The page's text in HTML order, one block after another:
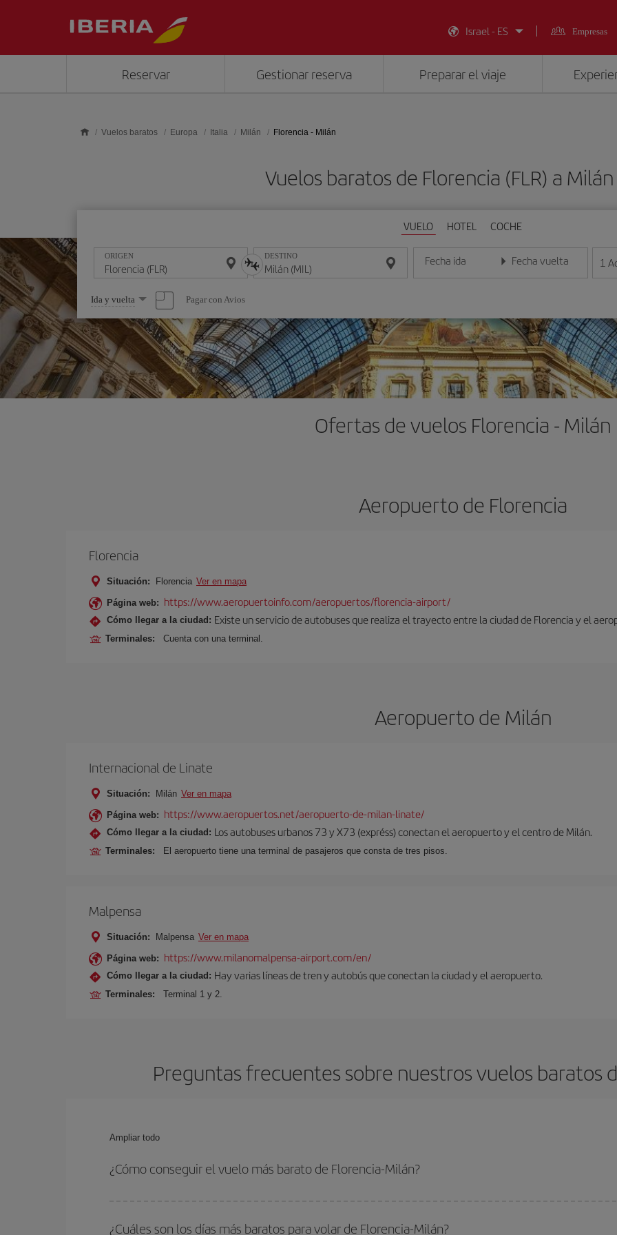
Israel - ES
Empresas
Reservar Gestionar reserva Preparar el viaje
Vuelos baratos Europa Italia Milán Florencia - Milán
Vuelos baratos de Florencia (FLR) a
VUELO HOTEL COCHE
ORIGEN DESTINO Fecha ida
Introduce la fecha en formato día/mes/año
Fecha vuelta
Introduce la fecha en 1
Seleccione
una
opción
Ida y vuelta Pagar con Avios
Ofertas de vuelos Florencia - Milán
Aeropuerto de Florencia
Florencia
Situación: Florencia Ver en mapa
Página web: https://www.aeropuertoinfo.com/aeropuertos/florencia-airport/
Cómo llegar a la ciudad: Existe un servicio de autobuses que realiza el trayecto entre la ciudad de Florencia y el
Terminales: Cuenta con una terminal.
Aeropuerto de Milán
Internacional de Linate
Situación: Milán Ver en mapa
Página web: https://www.aeropuertos.net/aeropuerto-de-milan-linate/
Cómo llegar a la ciudad: Los autobuses urbanos 73 y X73 (expréss) conectan el aeropuerto y el centro de Milán.
Terminales: El aeropuerto tiene una terminal de pasajeros que consta de tres pisos.
Malpensa
Situación: Malpensa Ver en mapa
Página web: https://www.milanomalpensa-airport.com/en/
Cómo llegar a la ciudad: Hay varias líneas de tren y autobús que conectan la ciudad y el aeropuerto.
Terminales: Terminal 1 y 2.
Preguntas frecuentes sobre nuestros vuelos baratos
Ampliar todo
¿Cómo conseguir el vuelo más barato de Florencia-Milán?
fechas y horarios de ida y vuelta.
¿Cuáles son los días más baratos para volar de Florencia-Milán?